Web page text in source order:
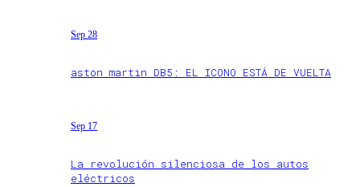
Sep 28
aston martin DB5: EL ICONO ESTÁ DE VUELTA
Sep 17
La revolución silenciosa de los autos
eléctricos